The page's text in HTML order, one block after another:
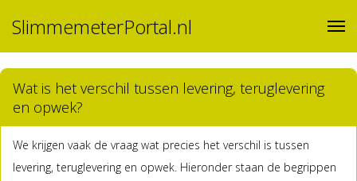
SlimmemeterPortal.nl
Wat is het verschil tussen levering, teruglevering
en opwek?
We krijgen vaak de vraag wat precies het verschil is tussen
levering, teruglevering en opwek. Hieronder staan de begrippen